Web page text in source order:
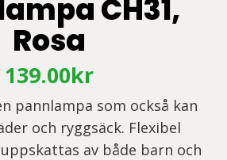
CH31,
Rosa
139.00kr
pannlampa som också kan
och ryggsäck. Flexibel
av både barn och